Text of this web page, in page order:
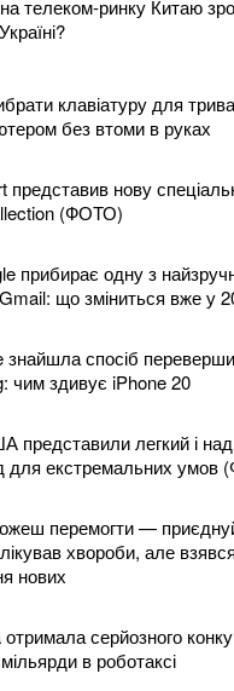
телеком-ринку Китаю
клавіатуру для
без втоми в руках
представив нову
(ФОТО)
прибирає одну з
що зміниться вже у
знайшла спосіб
чим здивує iPhone 20
представили легкий і
для екстремальних умов
перемогти —
хвороби, але
нових
отримала серйозного
в роботаксі